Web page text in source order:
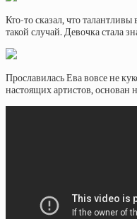
Кто-то сказал, что
такой случай. Девочка стала
Прославилась Ева вовсе не
настоящих артистов, основан